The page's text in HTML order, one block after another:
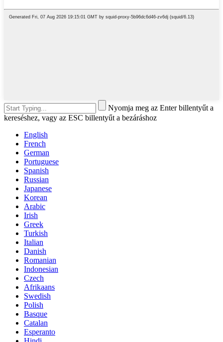
Nyomja meg az Enter billentyűt a
kereséshez, vagy az ESC billentyűt a bezáráshoz
English
French
German
Portuguese
Spanish
Russian
Japanese
Korean
Arabic
Irish
Greek
Turkish
Italian
Danish
Romanian
Indonesian
Czech
Afrikaans
Swedish
Polish
Basque
Catalan
Esperanto